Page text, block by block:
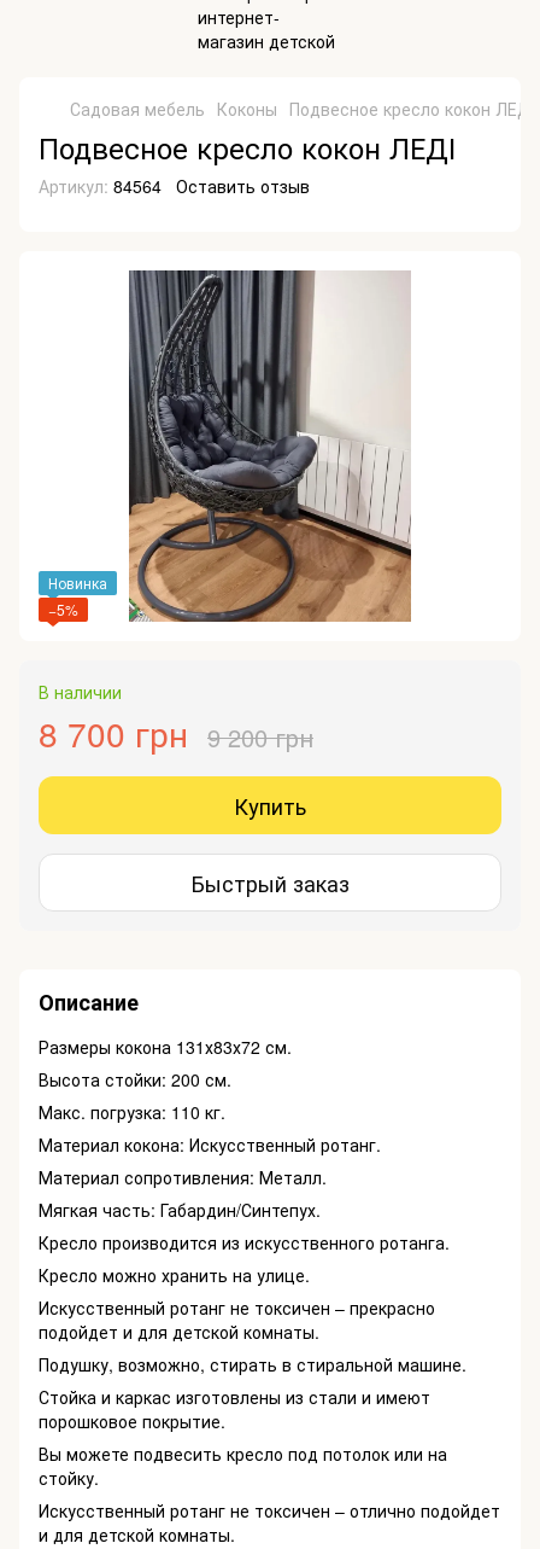
Садовая мебель Коконы Подвесное кресло кокон
Подвесное кресло кокон ЛЕДІ
Артикул: 84564 Оставить отзыв
Новинка
−5%
В наличии
8 700 грн 9 200 грн
Купить
Быстрый заказ
Описание
Размеры кокона 131х83х72 см.
Высота стойки: 200 см.
Макс. погрузка: 110 кг.
Материал кокона: Искусственный ротанг.
Материал сопротивления: Металл.
Мягкая часть: Габардин/Синтепух.
Кресло производится из искусственного ротанга.
Кресло можно хранить на улице.
Искусственный ротанг не токсичен – прекрасно
подойдет и для детской комнаты.
Подушку, возможно, стирать в стиральной машине.
Стойка и каркас изготовлены из стали и имеют
порошковое покрытие.
Вы можете подвесить кресло под потолок или на
стойку.
Искусственный ротанг не токсичен – отлично подойдет
и для детской комнаты.